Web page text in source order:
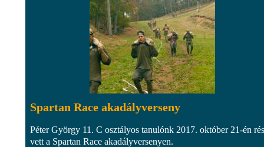
Spartan Race akadályverseny
Péter György 11. C osztályos tanulónk 2017. október 21-én
vett a Spartan Race akadályversenyen.